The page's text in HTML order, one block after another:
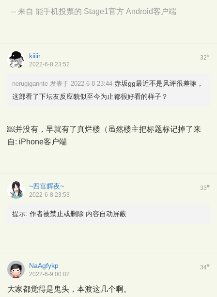
-- 来自 能手机投票的 Stage1官方 Android客户端
32#
kiiiir
2022-6-8 23:52
nerugigannte 发表于 2022-6-8 23:44 赤坂gg最近不是风评很差嘛，
这部看了下坛友反应貌似至今为止都很好看的样子？
￼并没有，早就有了真烂楼（虽然楼主把标题标记掉了来
自: iPhone客户端
33#
~四宫辉夜~
2022-6-8 23:53
提示: 作者被禁止或删除 内容自动屏蔽
34#
NaAgfykp
2022-6-9 00:02
大家都觉得是鬼头，本渡这几个啊。